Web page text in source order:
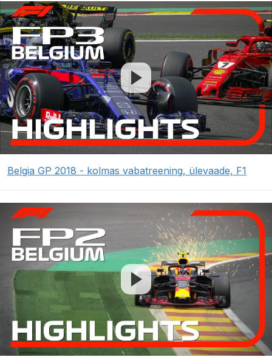
Belgia GP 2018 - kolmas vabatreening, ülevaade, F1